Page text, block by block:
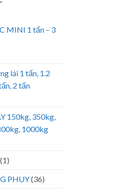
MINI 1 tấn – 3
lái 1 tấn, 1.2
2 tấn
150kg, 350kg,
1000kg
(1)
PHUY(36)